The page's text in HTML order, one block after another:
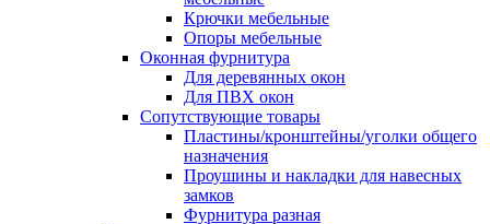
Крючки мебельные
Опоры мебельные
Оконная фурнитура
Для деревянных окон
Для ПВХ окон
Сопутствующие товары
Пластины/кронштейны/уголки общего
назначения
Проушины и накладки для навесных
замков
Фурнитура разная